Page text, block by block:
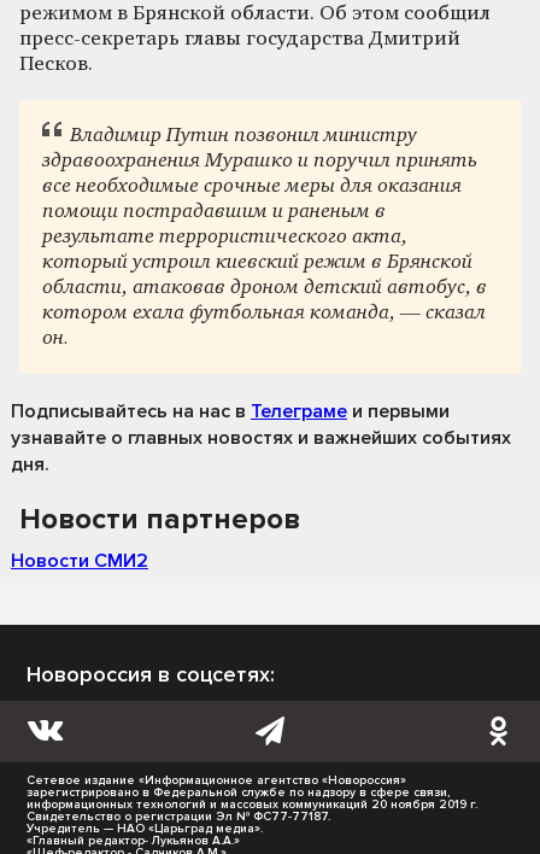
режимом в Брянской области. Об этом сообщил
пресс-секретарь главы государства Дмитрий
Песков.
Владимир Путин позвонил министру
здравоохранения Мурашко и поручил принять
все необходимые срочные меры для оказания
помощи пострадавшим и раненым в
результате террористического акта,
который устроил киевский режим в Брянской
области, атаковав дроном детский автобус, в
котором ехала футбольная команда, — сказал
он.
Подписывайтесь на нас в Телеграме и первыми
узнавайте о главных новостях и важнейших событиях
дня.
Новости партнеров
Новости СМИ2
Новороссия в соцсетях:
Сетевое издание «Информационное агентство «Новороссия»
зарегистрировано в Федеральной службе по надзору в сфере связи,
информационных технологий и массовых коммуникаций 20 ноября 2019 г.
Свидетельство о регистрации Эл № ФС77-77187.
Учредитель — НАО «Царьград медиа».
«Главный редактор- Лукьянов А.А.»